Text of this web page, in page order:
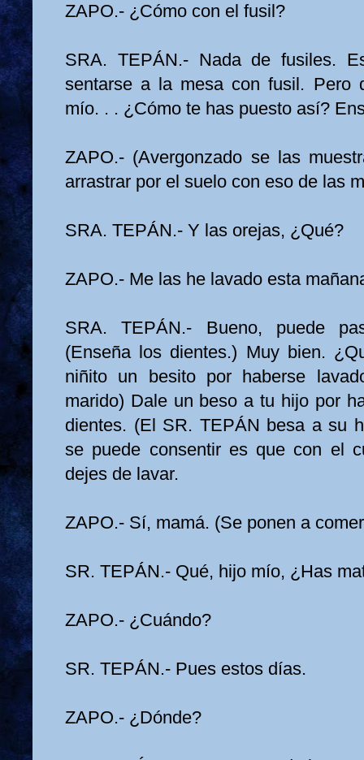
ZAPO.- ¿Cómo con el fusil?
SRA. TEPÁN.- Nada de fusiles.
sentarse a la mesa con fusil. Pero
mío. . . ¿Cómo te has puesto así?
ZAPO.- (Avergonzado se las
arrastrar por el suelo con eso de las
SRA. TEPÁN.- Y las orejas, ¿Qué?
ZAPO.- Me las he lavado esta
SRA. TEPÁN.- Bueno, puede
(Enseña los dientes.) Muy bien.
niñito un besito por haberse
marido) Dale un beso a tu hijo por
dientes. (El SR. TEPÁN besa a su
se puede consentir es que con el
dejes de lavar.
ZAPO.- Sí, mamá. (Se ponen a
SR. TEPÁN.- Qué, hijo mío, ¿Has
ZAPO.- ¿Cuándo?
SR. TEPÁN.- Pues estos días.
ZAPO.- ¿Dónde?